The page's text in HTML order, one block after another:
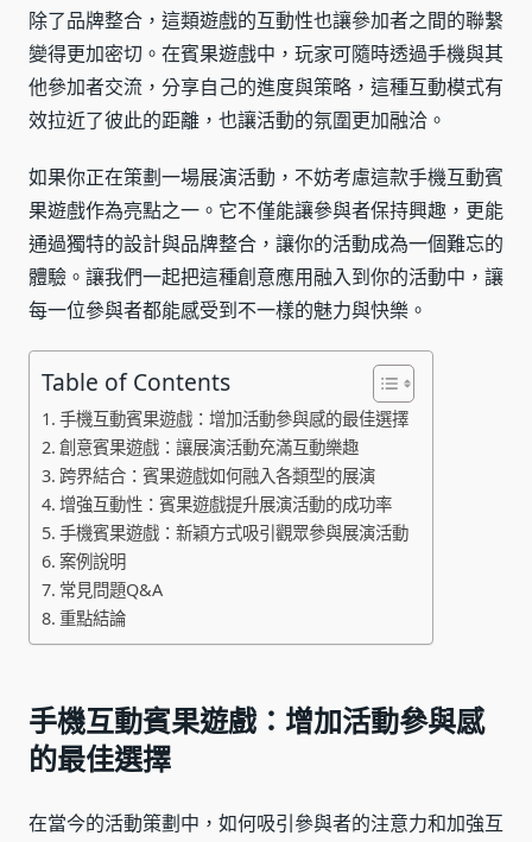
除了品牌整合，這類遊戲的互動性也讓參加者之間的聯繫
變得更加密切。在賓果遊戲中，玩家可隨時透過手機與其
他參加者交流，分享自己的進度與策略，這種互動模式有
效拉近了彼此的距離，也讓活動的氛圍更加融洽。
如果你正在策劃一場展演活動，不妨考慮這款手機互動賓
果遊戲作為亮點之一。它不僅能讓參與者保持興趣，更能
通過獨特的設計與品牌整合，讓你的活動成為一個難忘的
體驗。讓我們一起把這種創意應用融入到你的活動中，讓
每一位參與者都能感受到不一樣的魅力與快樂。
Table of Contents
手機互動賓果遊戲：增加活動參與感的最佳選擇
創意賓果遊戲：讓展演活動充滿互動樂趣
跨界結合：賓果遊戲如何融入各類型的展演
增強互動性：賓果遊戲提升展演活動的成功率
手機賓果遊戲：新穎方式吸引觀眾參與展演活動
案例說明
常見問題Q&A
重點結論
手機互動賓果遊戲：增加活動參與感
的最佳選擇
在當今的活動策劃中，如何吸引參與者的注意力和加強互